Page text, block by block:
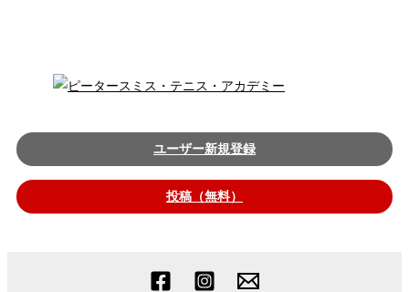
ユーザー新規登録
投稿（無料）